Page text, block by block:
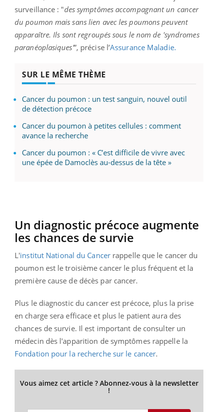
surveillance : "des symptômes accompagnant un cancer
du poumon mais sans lien avec les poumons peuvent
apparaître. Ils sont regroupés sous le nom de 'syndromes
paranéoplasiques'”, précise l’Assurance Maladie.
SUR LE MÊME THÈME
Cancer du poumon : un test sanguin, nouvel outil
de détection précoce
Cancer du poumon à petites cellules : comment
avance la recherche
Cancer du poumon : « C’est difficile de vivre avec
une épée de Damoclès au-dessus de la tête »
Un diagnostic précoce augmente
les chances de survie
L'institut National du Cancerrappelle que le cancer du
poumon est le troisième cancer le plus fréquent et la
première cause de décès par cancer.
Plus le diagnostic du cancer est précoce, plus la prise
en charge sera efficace et plus le patient aura des
chances de survie. Il est important de consulter un
médecin dès l'apparition de symptômes rappelle la
Fondation pour la recherche sur le cancer.
Vous aimez cet article ? Abonnez-vous à la newsletter
!